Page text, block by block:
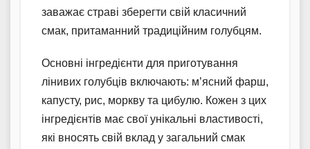
заважає страві зберегти свій класичний
смак, притаманний традиційним голубцям.
Основні інгредієнти для приготування
лінивих голубців включають: м’ясний фарш,
капусту, рис, моркву та цибулю. Кожен з цих
інгредієнтів має свої унікальні властивості,
які вносять свій вклад у загальний смак